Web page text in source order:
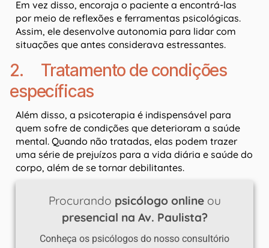
Em vez disso, encoraja o paciente a encontrá-las
por meio de reflexões e ferramentas psicológicas.
Assim, ele desenvolve autonomia para lidar com
situações que antes considerava estressantes.
2. Tratamento de condições
específicas
Além disso, a psicoterapia é indispensável para
quem sofre de condições que deterioram a saúde
mental. Quando não tratadas, elas podem trazer
uma série de prejuízos para a vida diária e saúde do
corpo, além de se tornar debilitantes.
Procurando psicólogo onlineou
presencial na Av. Paulista?
Conheça os psicólogos do nosso consultório